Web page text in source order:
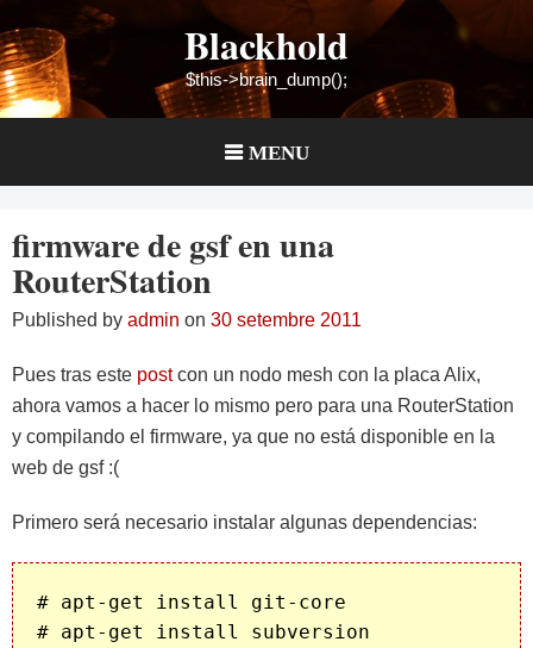
to
content
Blackhold
$this->brain_dump();
MENU
firmware de gsf en una
RouterStation
Published by admin on 30 setembre 2011
Pues tras este postcon un nodo mesh con la placa Alix,
ahora vamos a hacer lo mismo pero para una RouterStation
y compilando el firmware, ya que no está disponible en la
web de gsf :(
Primero será necesario instalar algunas dependencias:
# apt-get install git-core
# apt-get install subversion